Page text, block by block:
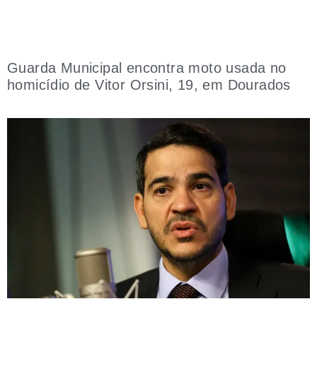
Guarda Municipal encontra moto usada no
homicídio de Vitor Orsini, 19, em Dourados